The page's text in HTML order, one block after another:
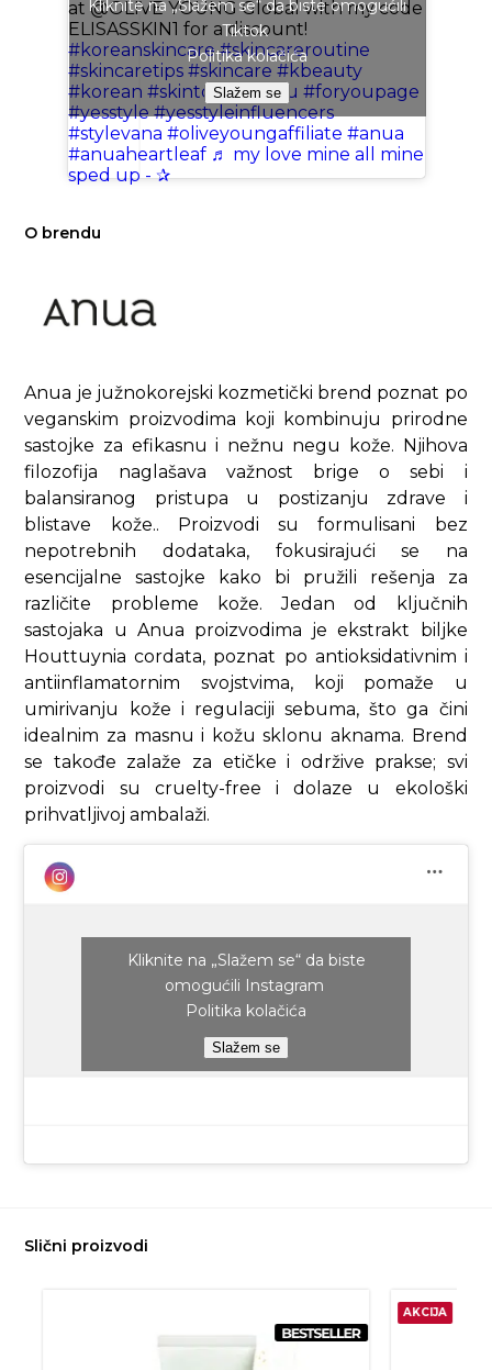
at @OLIVE YOUNG Global with my code
ELISASSKIN1 for a discount!
#koreanskincare #skincareroutine
#skincaretips #skincare #kbeauty
#korean #skintok #foryou #foryoupage
#yesstyle #yesstyleinfluencers
#stylevana #oliveyoungaffiliate #anua
#anuaheartleaf ♬ my love mine all mine
sped up - ✰
Kliknite na „Slažem se“ da biste omogućili
Tiktok
Politika kolačića
Slažem se
O brendu
Anua je južnokorejski kozmetički brend poznat po
veganskim proizvodima koji kombinuju prirodne
sastojke za efikasnu i nežnu negu kože. Njihova
filozofija naglašava važnost brige o sebi i
balansiranog pristupa u postizanju zdrave i
blistave kože.. Proizvodi su formulisani bez
nepotrebnih dodataka, fokusirajući se na
esencijalne sastojke kako bi pružili rešenja za
različite probleme kože. Jedan od ključnih
sastojaka u Anua proizvodima je ekstrakt biljke
Houttuynia cordata, poznat po antioksidativnim i
antiinflamatornim svojstvima, koji pomaže u
umirivanju kože i regulaciji sebuma, što ga čini
idealnim za masnu i kožu sklonu aknama. Brend
se takođe zalaže za etičke i održive prakse; svi
proizvodi su cruelty-free i dolaze u ekološki
prihvatljivoj ambalaži.
Kliknite na „Slažem se“ da biste
omogućili Instagram
Politika kolačića
Slažem se
Slični proizvodi
AKCIJA